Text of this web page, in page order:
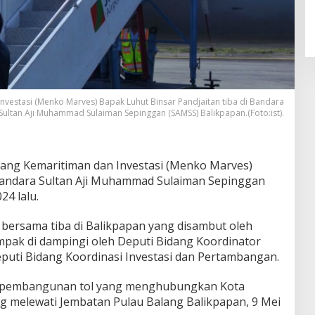
(Menko Marves) Bapak Luhut Binsar Pandjaitan tiba di Bandara
Aji Muhammad Sulaiman Sepinggan (SAMSS) Balikpapan.(Foto:ist).
Kemaritiman dan Investasi (Menko Marves)
Sultan Aji Muhammad Sulaiman Sepinggan
lalu.
tiba di Balikpapan yang disambut oleh
di dampingi oleh Deputi Bidang Koordinator
Bidang Koordinasi Investasi dan Pertambangan.
tol yang menghubungkan Kota
Jembatan Pulau Balang Balikpapan, 9 Mei